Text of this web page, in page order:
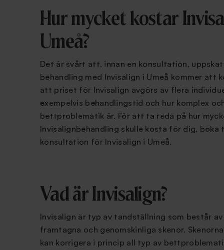
Hur mycket kostar
Umeå?
Det är svårt att, innan en konsultation,
behandling med Invisalign i Umeå kommer att
att priset för Invisalign avgörs av flera
exempelvis behandlingstid och hur komplex
bettproblematik är. För att ta reda på hur
Invisalignbehandling skulle kosta för dig, boka
konsultation för Invisalign i Umeå.
Vad är Invisalign?
Invisalign är typ av tandställning som består
framtagna och genomskinliga skenor.
kan korrigera i princip all typ av